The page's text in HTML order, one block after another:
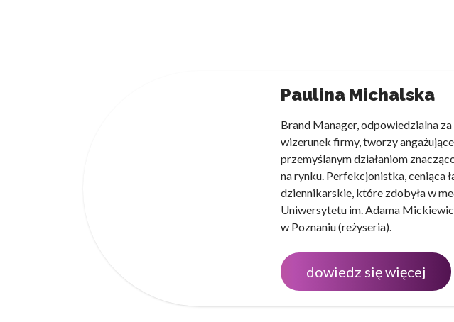
Paulina Michalska
Brand Manager, odpowiedzialna
wizerunek firmy, tworzy
przemyślanym działaniom
na rynku. Perfekcjonistka, ceniąca
dziennikarskie, które zdobyła w
Uniwersytetu im. Adama
w Poznaniu (reżyseria).
dowiedz się więcej